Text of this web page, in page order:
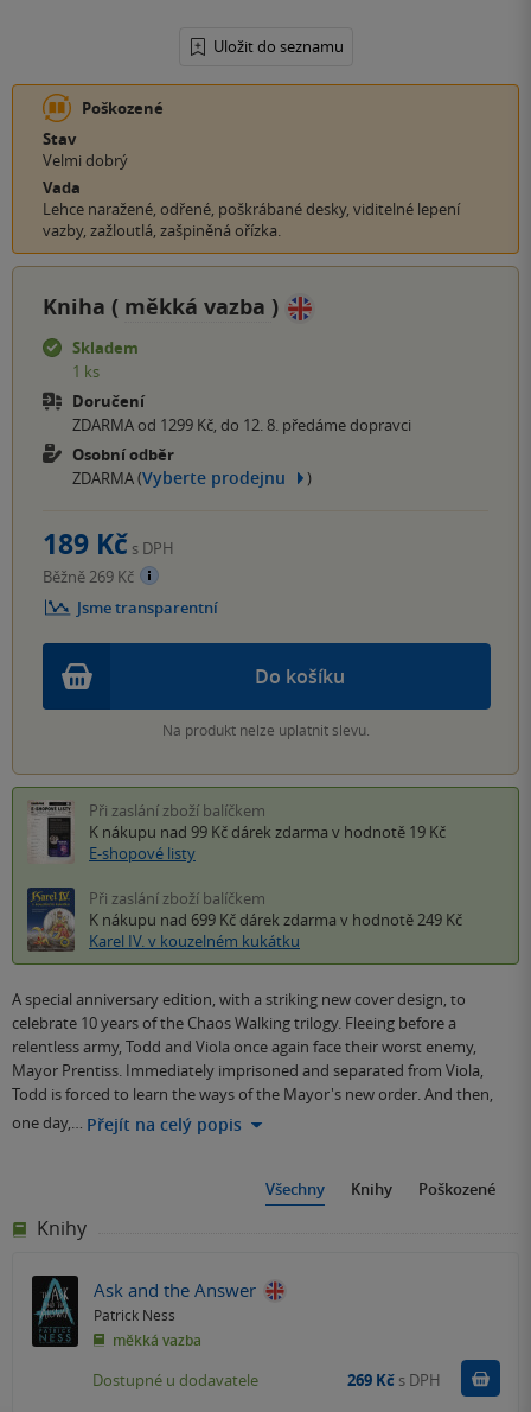
Uložit do seznamu
Poškozené
Stav
Velmi dobrý
Vada
Lehce naražené, odřené, poškrábané desky, viditelné lepení
vazby, zažloutlá, zašpiněná ořízka.
Kniha ( měkká vazba )
Skladem
1 ks
Doručení
ZDARMA od 1299 Kč, do 12. 8. předáme dopravci
Osobní odběr
ZDARMA (Vyberte prodejnu )
Do košíku
Na produkt nelze uplatnit slevu.
189 Kč s DPH
Běžně 269 Kč
Jsme transparentní
Při zaslání zboží balíčkem
K nákupu nad 99 Kč dárek zdarma v hodnotě 19 Kč
E-shopové listy
Při zaslání zboží balíčkem
K nákupu nad 699 Kč dárek zdarma v hodnotě 249 Kč
Karel IV. v kouzelném kukátku
A special anniversary edition, with a striking new cover design, to
celebrate 10 years of the Chaos Walking trilogy. Fleeing before a
relentless army, Todd and Viola once again face their worst enemy,
Mayor Prentiss. Immediately imprisoned and separated from Viola,
Todd is forced to learn the ways of the Mayor's new order. And then,
one day,… Přejít na celý popis
Všechny Knihy Poškozené
Knihy
Ask and the Answer
Patrick Ness
měkká vazba
Dostupné u dodavatele 269 Kč s DPH